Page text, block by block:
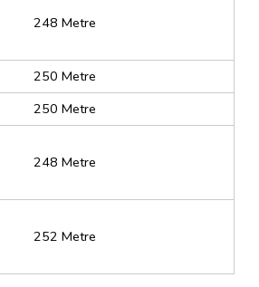
248 Metre
250 Metre
250 Metre
248 Metre
252 Metre